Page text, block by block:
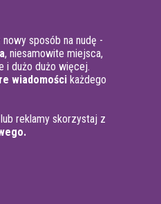
sposób na nudę -
, niesamowite miejsca,
i dużo dużo więcej.
wiadomości każdego
reklamy skorzystaj z